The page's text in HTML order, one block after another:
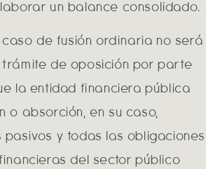
un balance consolidado.
caso de fusión ordinaria no será
de oposición por parte
la entidad financiera pública
o absorción, en su caso,
pasivos y todas las obligaciones
del sector público